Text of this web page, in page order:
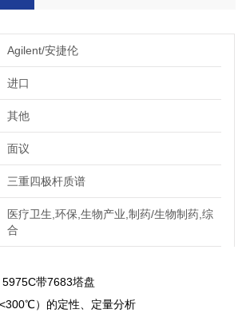
Agilent/安捷伦
进口
其他
面议
三重四极杆质谱
医疗卫生,环保,生物产业,制药/生物制药,综
合
带7683塔盘
）的定性、定量分析